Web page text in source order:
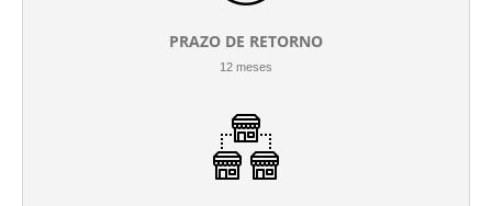
PRAZO DE RETORNO
12 meses